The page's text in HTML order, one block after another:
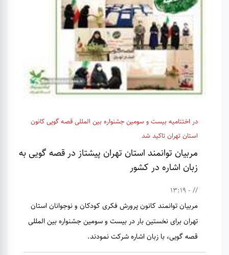
در اختتامیه بیست و سومین جشنواره بین المللی قصه گویی کانون
استان تهران تاکید شد
مربیان توانمند استان تهران پیشتاز در قصه گویی به
زبان اشاره در کشور
// - 13:19
مربیان توانمند کانون پرورش فکری کودکان و نوجوانان استان
تهران برای نخستین بار در بیست و سومین جشنواره بین المللی
قصه گویی، با زبان اشاره شرکت نمودند.